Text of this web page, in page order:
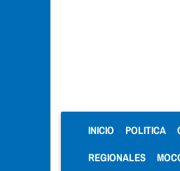
INICIO (CURRENT)
POLITICA
REGIONALES